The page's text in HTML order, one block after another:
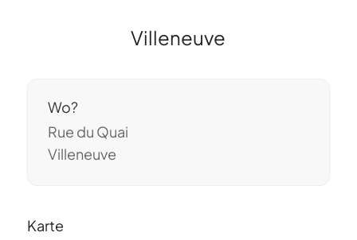
Villeneuve
Wo?
Rue du Quai
Villeneuve
Karte